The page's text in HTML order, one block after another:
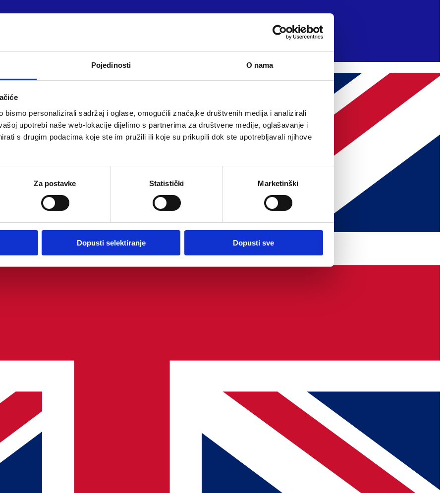
Pojedinosti O nama
bismo personalizirali sadržaj i oglase, omogućili značajke društvenih medija i analizirali
upotrebi naše web-lokacije dijelimo s partnerima za društvene medije, oglašavanje i
s drugim podacima koje ste im pružili ili koje su prikupili dok ste upotrebljavali njihove
Za postavke Statistički Marketinški
Dopusti selektiranje Dopusti sve